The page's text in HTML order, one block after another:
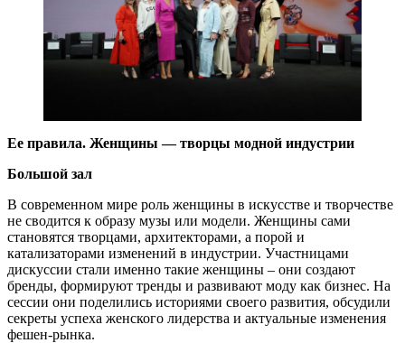
Ее правила. Женщины — творцы модной индустрии
Большой зал
В современном мире роль женщины в искусстве и творчестве
не сводится к образу музы или модели. Женщины сами
становятся творцами, архитекторами, а порой и
катализаторами изменений в индустрии. Участницами
дискуссии стали именно такие женщины – они создают
бренды, формируют тренды и развивают моду как бизнес. На
сессии они поделились историями своего развития, обсудили
секреты успеха женского лидерства и актуальные изменения
фешен-рынка.